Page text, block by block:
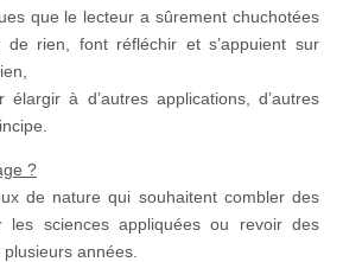
que le lecteur a sûrement chuchotées
rien, font réfléchir et s’appuient sur
à d’autres applications, d’autres
?
de nature qui souhaitent combler des
les sciences appliquées ou revoir des
années.